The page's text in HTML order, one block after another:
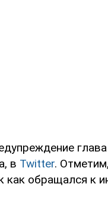
в Twitter.
как обращался к